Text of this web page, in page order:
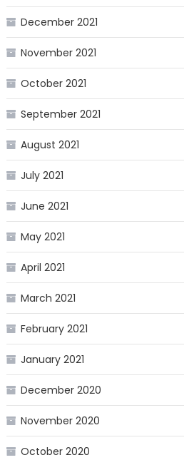
December 2021
November 2021
October 2021
September 2021
August 2021
July 2021
June 2021
May 2021
April 2021
March 2021
February 2021
January 2021
December 2020
November 2020
October 2020